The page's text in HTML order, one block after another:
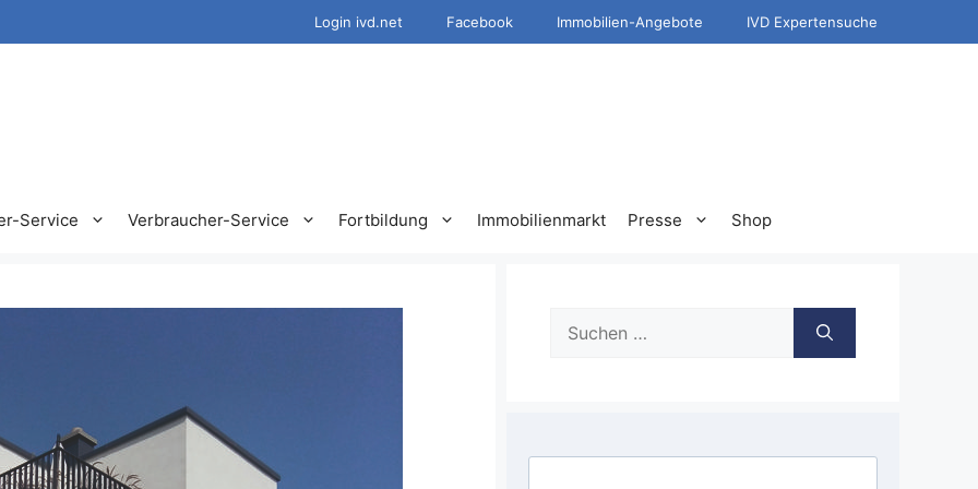
Login ivd.net Facebook Immobilien-Angebote IVD Expertensuche
Service Verbraucher-Service Fortbildung Immobilienmarkt Presse Shop
nach: